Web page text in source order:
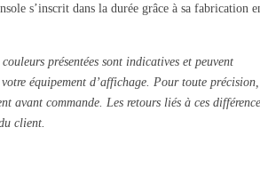
s’inscrit dans la durée grâce à sa fabrication
présentées sont indicatives et peuvent
équipement d’affichage. Pour toute précision,
avant commande. Les retours liés à ces
client.